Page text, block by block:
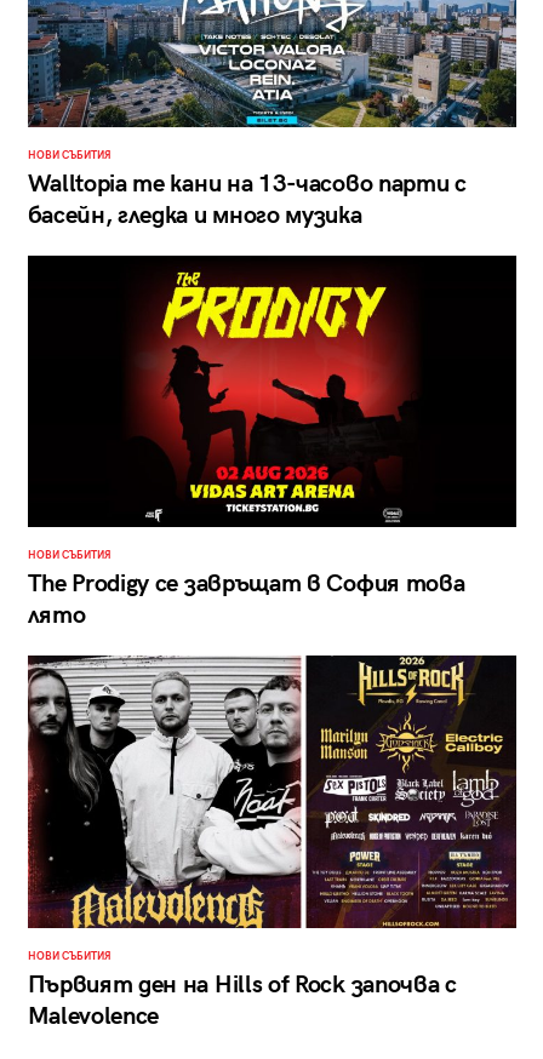
НОВИ СЪБИТИЯ
Walltopia те кани на 13-часово парти с
басейн, гледка и много музика
НОВИ СЪБИТИЯ
The Prodigy се завръщат в София това
лято
НОВИ СЪБИТИЯ
Първият ден на Hills of Rock започва с
Malevolence